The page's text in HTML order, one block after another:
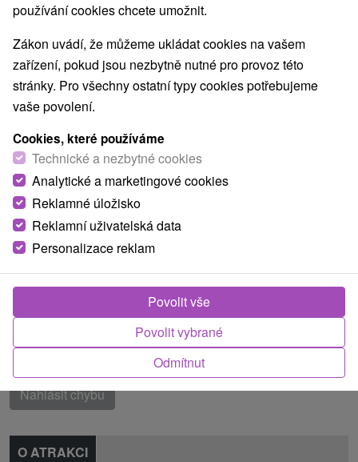
Západné Slovensko, Bratislava a okolie, Južné Slovensko,
Malé Karpaty, Bratislavský kraj
Našli jste chybu nebo nám chcete doporučit novou atrakci
Nahlásit chybu
O ATRAKCI
používání cookies chcete umožnit.
Zákon uvádí, že můžeme ukládat cookies na vašem
zařízení, pokud jsou nezbytně nutné pro provoz této
stránky. Pro všechny ostatní typy cookies potřebujeme
vaše povolení.
Cookies, které používáme
Technické a nezbytné cookies
Analytické a marketingové cookies
Reklamné úložisko
Reklamní uživatelská data
Personalizace reklam
Odmítnut
Povolit vybrané
Povolit vše